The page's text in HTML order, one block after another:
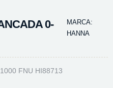
0-
MARCA:
HANNA
FNU HI88713